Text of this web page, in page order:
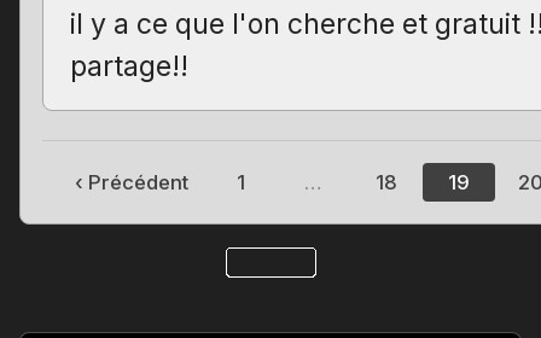
il y a ce que l'on cherche et gratuit
partage!!
‹ Précédent 1 … 18 19